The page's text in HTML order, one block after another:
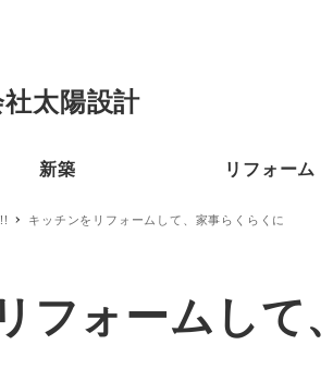
新築 リフォーム
キッチンをリフォームして、家事らくらくに
フォームして